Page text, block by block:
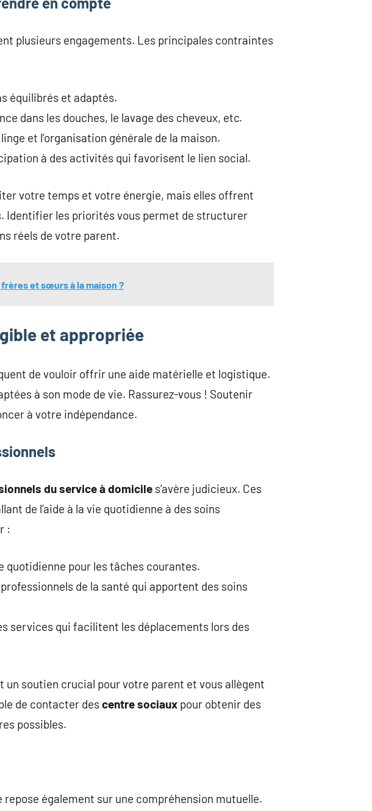
plusieurs engagements. Les principales contraintes
équilibrés et adaptés.
dans les douches, le lavage des cheveux, etc.
et l’organisation générale de la maison.
à des activités qui favorisent le lien social.
votre temps et votre énergie, mais elles offrent
Identifier les priorités vous permet de structurer
réels de votre parent.
et sœurs à la maison ?
et appropriée
de vouloir offrir une aide matérielle et logistique.
à son mode de vie. Rassurez-vous ! Soutenir
à votre indépendance.
du service à domicile s’avère judicieux. Ces
de l’aide à la vie quotidienne à des soins
:
quotidienne pour les tâches courantes.
de la santé qui apportent des soins
services qui facilitent les déplacements lors des
soutien crucial pour votre parent et vous allègent
de contacter descentre sociaux pour obtenir des
possibles.
également sur une compréhension mutuelle.